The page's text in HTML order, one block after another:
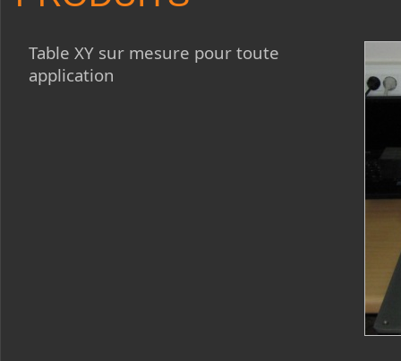
Table XY sur mesure pour toute
application